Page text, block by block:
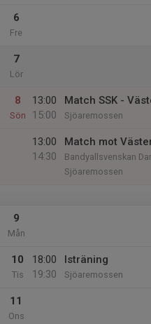
6
Fre
7
Lör
8
Sön
13:00
15:00
Match SSK -
Sjöaremossen
13:00
14:30
Match mot
Bandyallsvenskan
Sjöaremossen
9
Mån
10
Tis
18:00
19:30
Isträning
Sjöaremossen
11
Ons